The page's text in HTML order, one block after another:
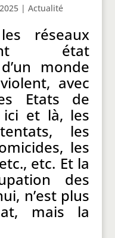
| Actualité
réseaux
état
monde
avec
Etats de
et là, les
les
les
etc. Et la
des
n’est plus
mais la